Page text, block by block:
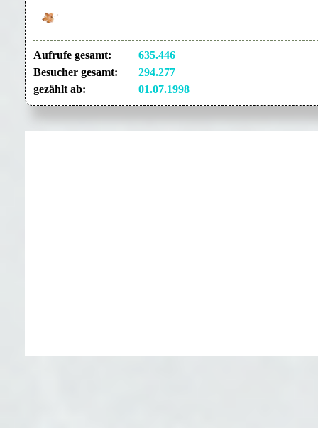
Aufrufe gesamt:
635.446
Besucher gesamt:
294.277
gezählt ab:
01.07.1998